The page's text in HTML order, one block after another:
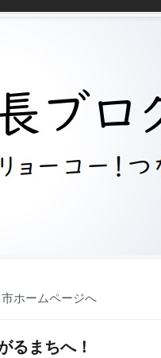
市ホームページへ
るまちへ！